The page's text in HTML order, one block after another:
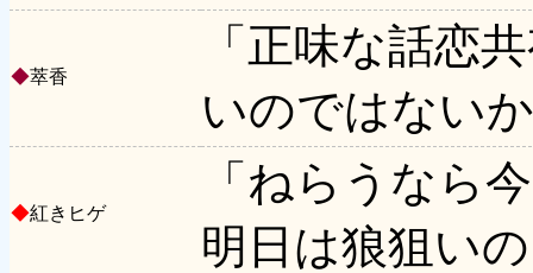
◆萃香
「正味な話恋
いのではない
◆紅きヒゲ
「ねらうなら
明日は狼狙い